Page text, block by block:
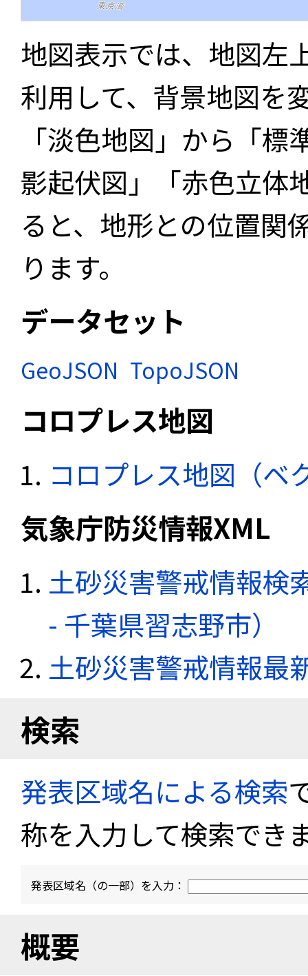
地図表示では、地図左
利用して、背景地図を
「淡色地図」から「
影起伏図」「赤色立体
ると、地形との位置関
ります。
データセット
GeoJSON TopoJSON
コロプレス地図
コロプレス地図（ベ
気象庁防災情報XML
土砂災害警戒情報検
- 千葉県習志野市）
土砂災害警戒情報最
検索
発表区域名による検索
称を入力して検索でき
発表区域名（の一部）を入力：
概要